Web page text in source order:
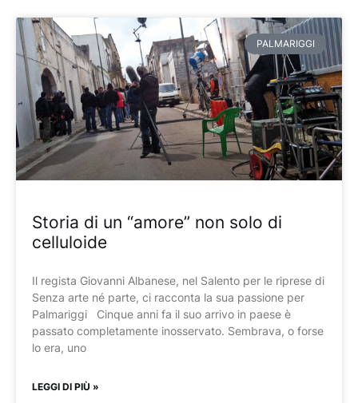
PALMARIGGI
Storia di un “amore” non solo di
celluloide
Il regista Giovanni Albanese, nel Salento per le riprese di
Senza arte né parte, ci racconta la sua passione per
Palmariggi Cinque anni fa il suo arrivo in paese è
passato completamente inosservato. Sembrava, o forse
lo era, uno
LEGGI DI PIÙ »